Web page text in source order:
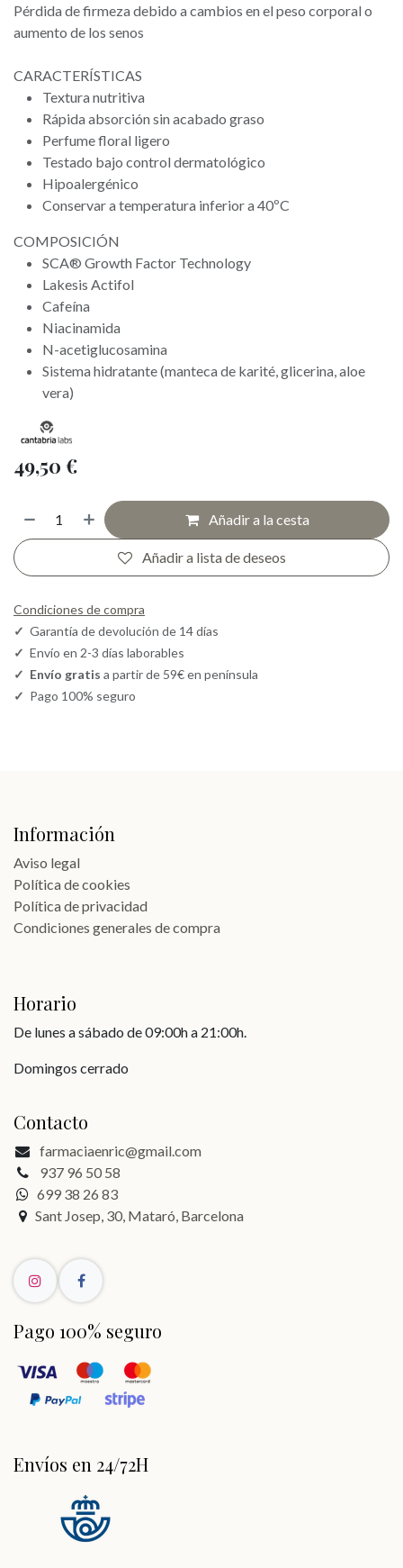
Pérdida de firmeza debido a cambios en el peso corporal o
aumento de los senos
CARACTERÍSTICAS
Textura nutritiva
Rápida absorción sin acabado graso
Perfume floral ligero
Testado bajo control dermatológico
Hipoalergénico
Conservar a temperatura inferior a 40ºC
COMPOSICIÓN
SCA® Growth Factor Technology
Lakesis Actifol
Cafeína
Niacinamida
N-acetiglucosamina
Sistema hidratante (manteca de karité, glicerina, aloe
vera)
49,50 €
Añadir a la cesta
Añadir a lista de deseos
Condiciones de compra
✓ Garantía de devolución de 14 días
✓ Envío en 2-3 días laborables
✓ Envío gratis a partir de 59€ en península
✓ Pago 100% seguro
Información
Aviso legal
Política de cookies
Política de privacidad
Condiciones generales de compra
Horario
De lunes a sábado de 09:00h a 21:00h.
Domingos cerrado
Contacto
farmaciaenric@gmail.com
937 96 50 58
699 38 26 83
Sant Josep, 30, Mataró, Barcelona
Pago 100% seguro
Envíos en 24/72H